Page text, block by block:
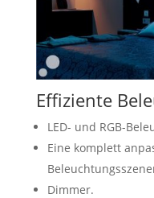
Effiziente
LED- und RGB-
Eine komplett
Dimmer.